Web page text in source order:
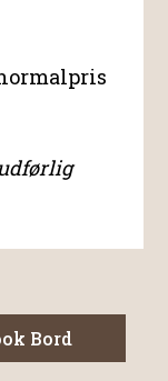
Bord